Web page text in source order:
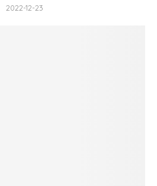
2022-12-23